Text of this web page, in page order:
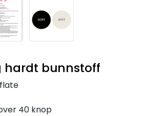
hardt bunnstoff
40 knop